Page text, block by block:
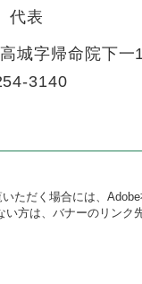
代表
城字帰命院下一
3140
ただく場合には、
い方は、バナーのリンク